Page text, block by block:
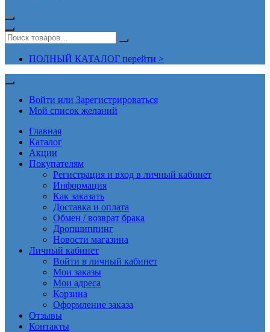
ПОЛНЫЙ КАТАЛОГ перейти >
Войти или Зарегистрироваться
Мой список желаний
Главная
Каталог
Акции
Покупателям
Регистрация и вход в личный кабинет
Информация
Как заказать
Доставка и оплата
Обмен / возврат брака
Дропшиппинг
Новости магазина
Личный кабинет
Войти в личный кабинет
Мои заказы
Мои адреса
Корзина
Оформление заказа
Отзывы
Контакты